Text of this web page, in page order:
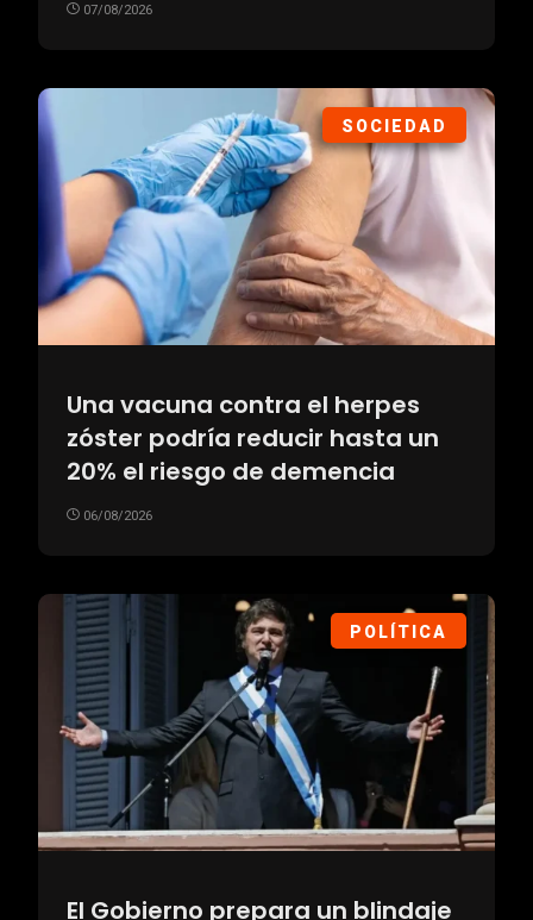
07/08/2026
SOCIEDAD
Una vacuna contra el herpes
zóster podría reducir hasta un
20% el riesgo de demencia
06/08/2026
POLÍTICA
El Gobierno prepara un blindaje